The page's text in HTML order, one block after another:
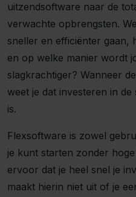
uitzendsoftware naar de
verwachte opbrengsten.
sneller en efficiënter gaan,
en op welke manier wordt
slagkrachtiger? Wanneer
weet je dat investeren in
is.
Flexsoftware is zowel
je kunt starten zonder
ervoor dat je heel snel je
maakt hierin niet uit of je